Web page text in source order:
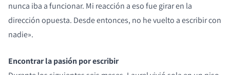
nunca iba a funcionar. Mi reacción a eso fue girar en la
dirección opuesta. Desde entonces, no he vuelto a escribir con
nadie».
Encontrar la pasión por escribir